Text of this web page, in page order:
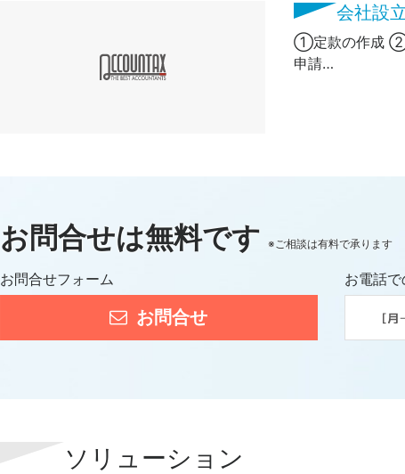
会社設
①定款の作成 ②
申請…
お問合せは無料です ※ご相談は有料で承ります
お問合せフォーム
お問合せ
お電話
ソリューション